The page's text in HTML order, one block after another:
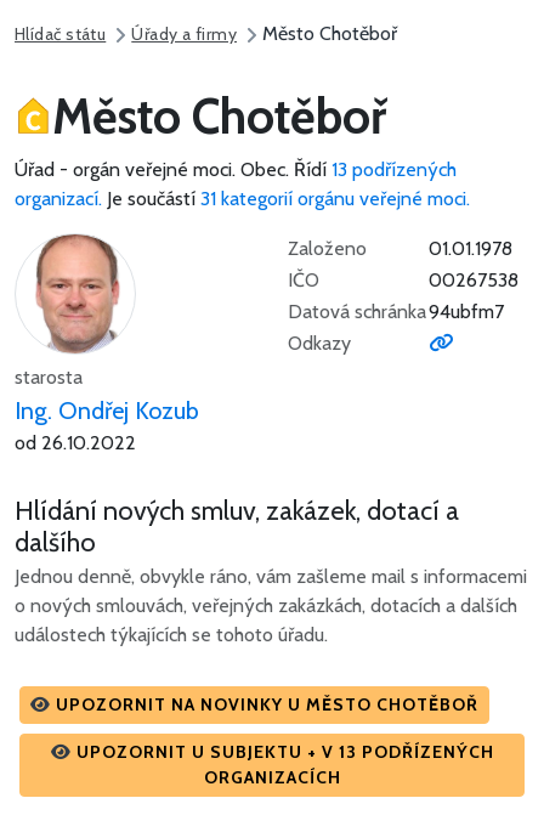
Hlídač státu Úřady a firmy Město Chotěboř
Město Chotěboř
Úřad - orgán veřejné moci. Obec. Řídí 13 podřízených
organizací. Je součástí 31 kategorií orgánu veřejné moci.
starosta
Ing. Ondřej Kozub
od 26.10.2022
Založeno
01.01.1978
IČO
00267538
Datová schránka94ubfm7
Odkazy
Hlídání nových smluv, zakázek, dotací a
dalšího
Jednou denně, obvykle ráno, vám zašleme mail s informacemi
o nových smlouvách, veřejných zakázkách, dotacích a dalších
událostech týkajících se tohoto úřadu.
UPOZORNIT NA NOVINKY U MĚSTO CHOTĚBOŘ
UPOZORNIT U SUBJEKTU + V 13 PODŘÍZENÝCH
ORGANIZACÍCH